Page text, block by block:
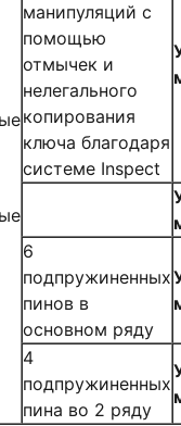
манипуляций с
помощью
отмычек и
нелегального
копирования
ключа благодаря
системе Inspect
6
подпружиненных
пинов в
основном ряду
4
подпружиненных
пина во 2 ряду